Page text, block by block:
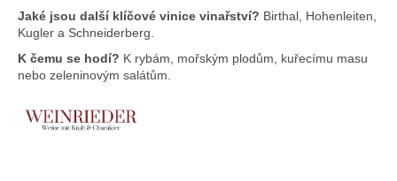
Jaké jsou další klíčové vinice vinařství? Birthal, Hohenleiten,
Kugler a Schneiderberg.
K čemu se hodí? K rybám, mořským plodům, kuřecímu masu
nebo zeleninovým salátům.